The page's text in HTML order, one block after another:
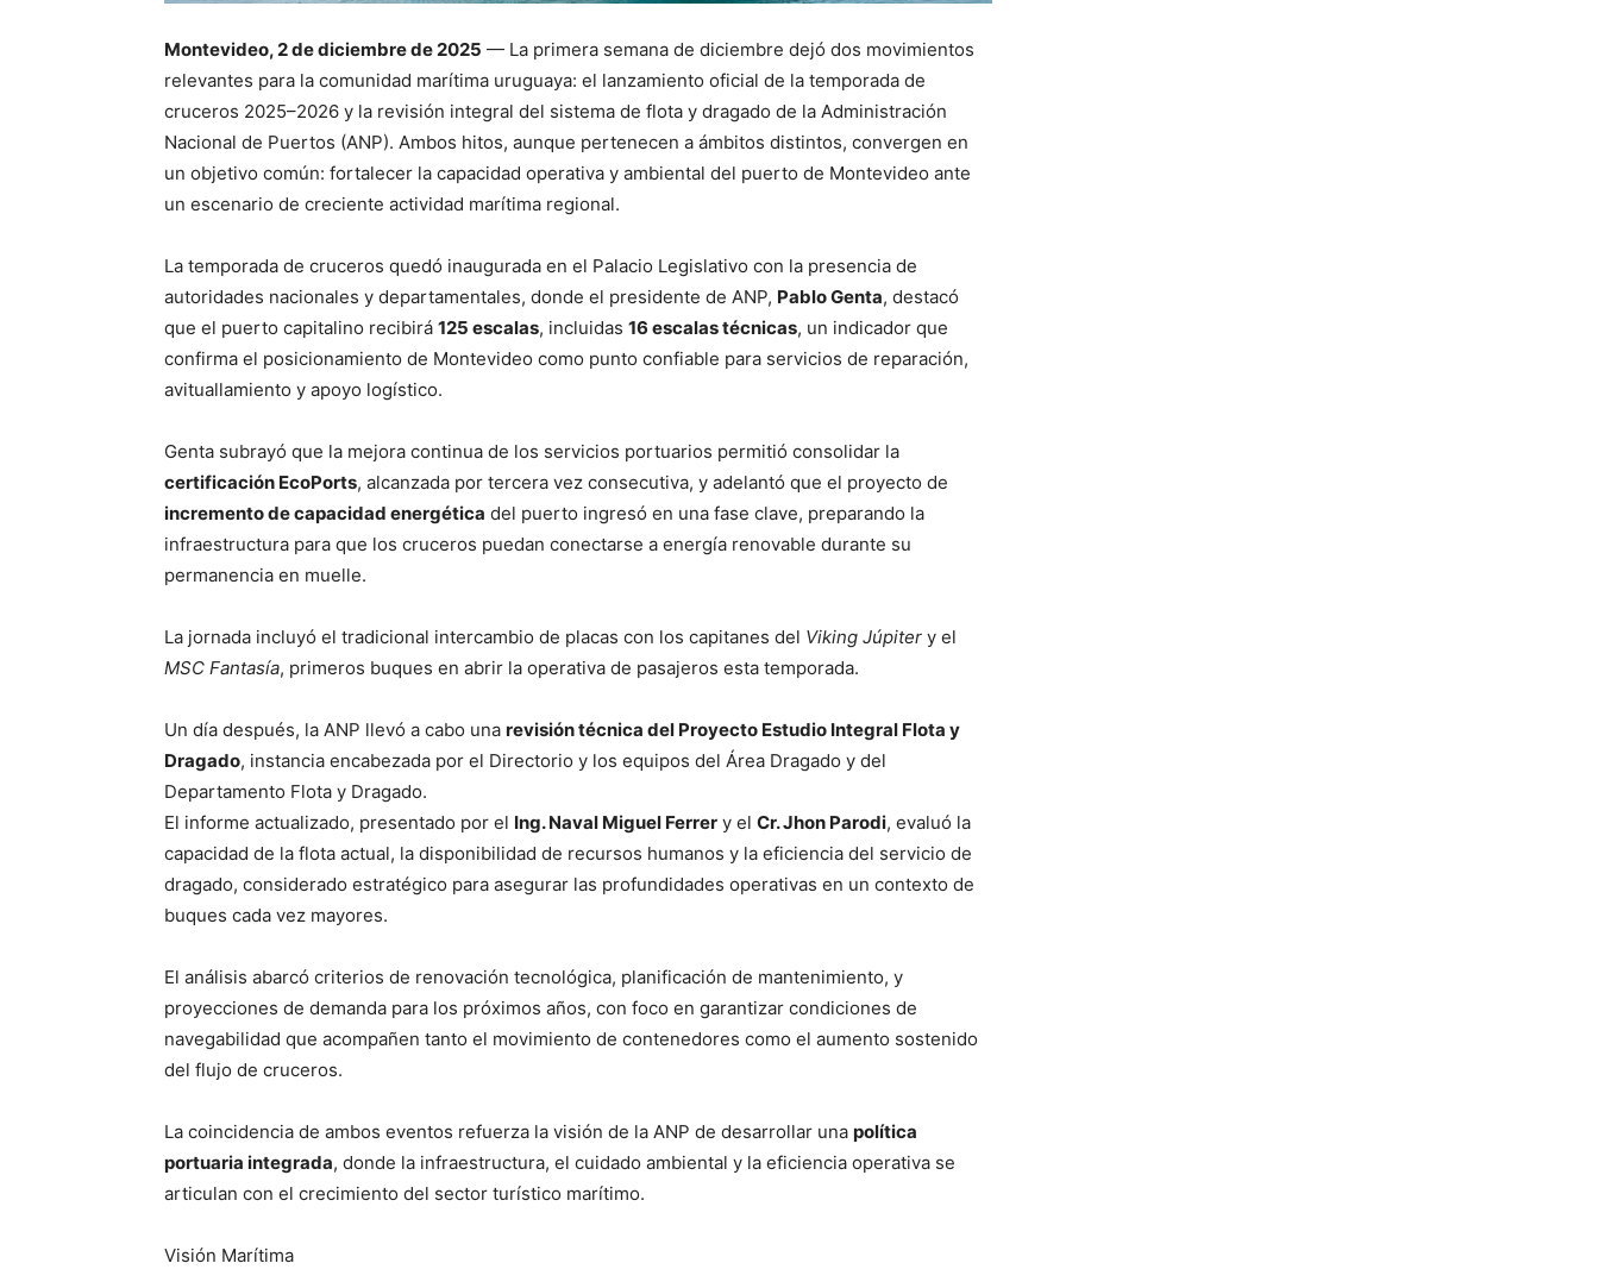
Montevideo, 2 de diciembre de 2025 — La primera semana de diciembre dejó dos movimientos
relevantes para la comunidad marítima uruguaya: el lanzamiento oficial de la temporada de
cruceros 2025–2026 y la revisión integral del sistema de flota y dragado de la Administración
Nacional de Puertos (ANP). Ambos hitos, aunque pertenecen a ámbitos distintos, convergen en
un objetivo común: fortalecer la capacidad operativa y ambiental del puerto de Montevideo ante
un escenario de creciente actividad marítima regional.
La temporada de cruceros quedó inaugurada en el Palacio Legislativo con la presencia de
autoridades nacionales y departamentales, donde el presidente de ANP, Pablo Genta, destacó
que el puerto capitalino recibirá 125 escalas, incluidas 16 escalas técnicas, un indicador que
confirma el posicionamiento de Montevideo como punto confiable para servicios de reparación,
avituallamiento y apoyo logístico.
Genta subrayó que la mejora continua de los servicios portuarios permitió consolidar la
certificación EcoPorts, alcanzada por tercera vez consecutiva, y adelantó que el proyecto de
incremento de capacidad energética del puerto ingresó en una fase clave, preparando la
infraestructura para que los cruceros puedan conectarse a energía renovable durante su
permanencia en muelle.
La jornada incluyó el tradicional intercambio de placas con los capitanes del Viking Júpiter y el
MSC Fantasía, primeros buques en abrir la operativa de pasajeros esta temporada.
Un día después, la ANP llevó a cabo una revisión técnica del Proyecto Estudio Integral Flota y
Dragado, instancia encabezada por el Directorio y los equipos del Área Dragado y del
Departamento Flota y Dragado.
El informe actualizado, presentado por el Ing. Naval Miguel Ferrer y el Cr. Jhon Parodi, evaluó la
capacidad de la flota actual, la disponibilidad de recursos humanos y la eficiencia del servicio de
dragado, considerado estratégico para asegurar las profundidades operativas en un contexto de
buques cada vez mayores.
El análisis abarcó criterios de renovación tecnológica, planificación de mantenimiento, y
proyecciones de demanda para los próximos años, con foco en garantizar condiciones de
navegabilidad que acompañen tanto el movimiento de contenedores como el aumento sostenido
del flujo de cruceros.
La coincidencia de ambos eventos refuerza la visión de la ANP de desarrollar una política
portuaria integrada, donde la infraestructura, el cuidado ambiental y la eficiencia operativa se
articulan con el crecimiento del sector turístico marítimo.
Visión Marítima